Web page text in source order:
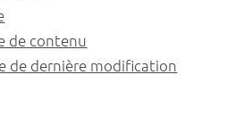
de contenu
de dernière modification